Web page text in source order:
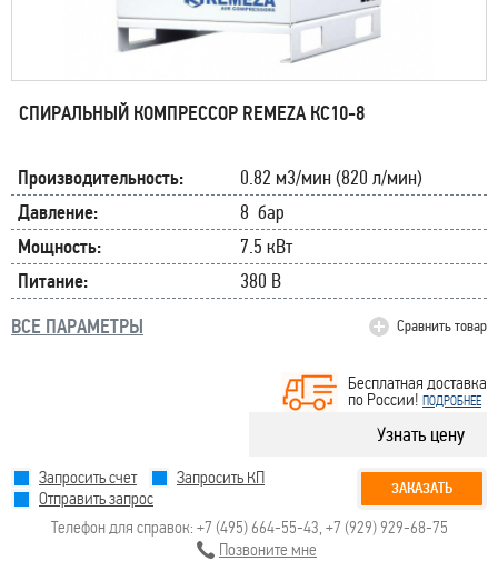
СПИРАЛЬНЫЙ КОМПРЕССОР REMEZA КС10-8
Производительность:
0.82 м3/мин (820 л/мин)
Давление:
8 бар
Мощность:
7.5 кВт
Питание:
380 В
ВСЕ ПАРАМЕТРЫ
Сравнить товар
Бесплатная доставка
по России! ПОДРОБНЕЕ
Узнать цену
Запросить счет
Запросить КП
Отправить запрос
ЗАКАЗАТЬ
Телефон для справок: +7 (495) 664-55-43 +7 (929) 929-68-75
Позвоните мне